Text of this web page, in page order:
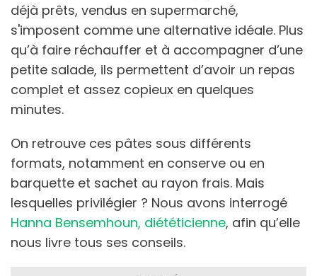
déjà prêts, vendus en supermarché,
s'imposent comme une alternative idéale. Plus
qu’à faire réchauffer et à accompagner d’une
petite salade, ils permettent d’avoir un repas
complet et assez copieux en quelques
minutes.
On retrouve ces pâtes sous différents
formats, notamment en conserve ou en
barquette et sachet au rayon frais. Mais
lesquelles privilégier ? Nous avons interrogé
Hanna Bensemhoun, diététicienne, afin qu’elle
nous livre tous ses conseils.